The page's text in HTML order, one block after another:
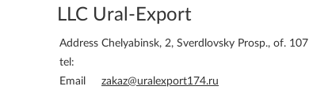
LLC Ural-Export
Address Chelyabinsk, 2, Sverdlovsky Prosp., of. 107
tel:
Email
zakaz@uralexport174.ru